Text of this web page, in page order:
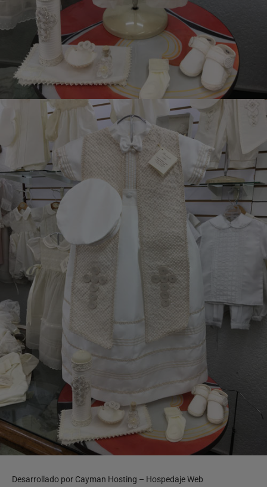
Desarrollado por Cayman Hosting – Hospedaje Web